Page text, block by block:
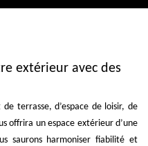
extérieur avec des
terrasse, d’espace de loisir, de
offrira un espace extérieur d’une
saurons harmoniser fiabilité et